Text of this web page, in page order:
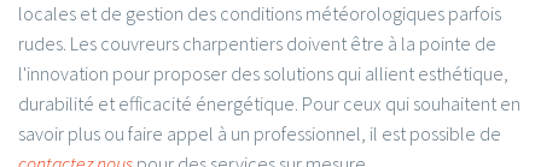
locales et de gestion des conditions météorologiques parfois
rudes. Les couvreurs charpentiers doivent être à la pointe de
l'innovation pour proposer des solutions qui allient esthétique,
durabilité et efficacité énergétique. Pour ceux qui souhaitent en
savoir plus ou faire appel à un professionnel, il est possible de